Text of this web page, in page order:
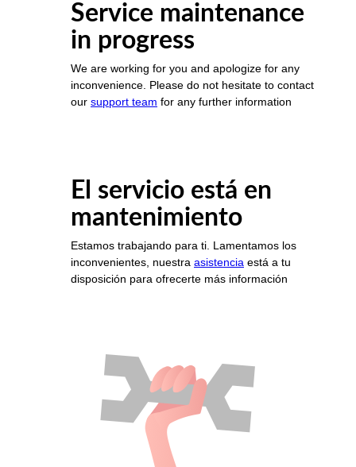
Service maintenance
in progress
We are working for you and apologize for any
inconvenience. Please do not hesitate to contact
our support team for any further information
El servicio está en
mantenimiento
Estamos trabajando para ti. Lamentamos los
inconvenientes, nuestra asistencia está a tu
disposición para ofrecerte más información